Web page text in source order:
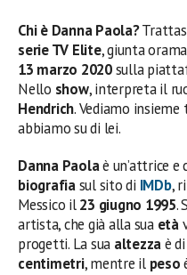
Chi è Danna Paola?
serie TV Elite, giunta
13 marzo 2020sulla
Nello show, interpreta il
Hendrich. Vediamo
abbiamo su di lei.
Danna Paolaè un’attrice e
biografiasul sito di IMDb,
Messico il23 giugno 1995.
artista, che già alla sua età
progetti. La sua altezzaè di
centimetri, mentre il peso